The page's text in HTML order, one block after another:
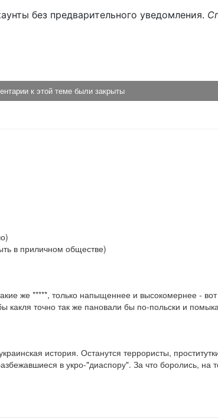
без предварительного уведомления.
к этой теме были закрыты
в приличном обществе)
же *****, только напыщеннее и высокомернее -
какля точно так же пановали бы по-польски и
история. Останутся террористы,
в укро-"диаспору". За что боролись, на